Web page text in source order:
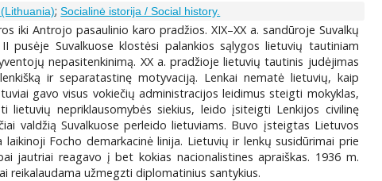
;Socialinė istorija / Social history.
iki Antrojo pasaulinio karo pradžios. XIX–XX a. sandūroje Suvalkų
pusėje Suvalkuose klostėsi palankios sąlygos lietuvių tautiniam
nepasitenkinimą. XX a. pradžioje lietuvių tautinis judėjimas
ir separatastinę motyvaciją. Lenkai nematė lietuvių, kaip
gavo visus vokiečių administracijos leidimus steigti mokyklas,
nepriklausomybės siekius, leido įsiteigti Lenkijos civilinę
valdžią Suvalkuose perleido lietuviams. Buvo įsteigtas Lietuvos
Focho demarkacinė linija. Lietuvių ir lenkų susidūrimai prie
jautriai reagavo į bet kokias nacionalistines apraiškas. 1936 m.
reikalaudama užmegzti diplomatinius santykius.